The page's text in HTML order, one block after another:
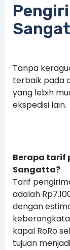
Tanpa
terbaik pada
yang lebih
ekspedisi lain.
Berapa tarif
Sangatta?
Tarif
adalah
dengan
kapal RoRo
tujuan